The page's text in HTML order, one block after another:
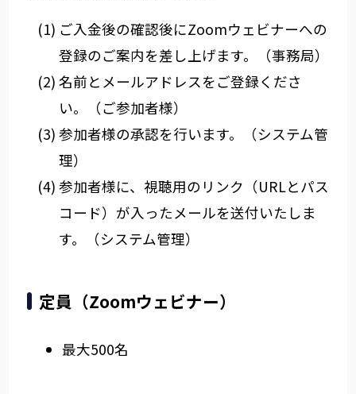
ご入金後の確認後にZoomウェビナーへの
登録のご案内を差し上げます。（事務局）
名前とメールアドレスをご登録くださ
い。（ご参加者様）
参加者様の承認を行います。（システム管
理）
参加者様に、視聴用のリンク（URLとパス
コード）が入ったメールを送付いたしま
す。（システム管理）
定員（Zoomウェビナー）
最大500名